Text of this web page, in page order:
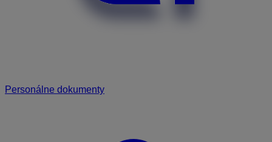
Personálne dokumenty